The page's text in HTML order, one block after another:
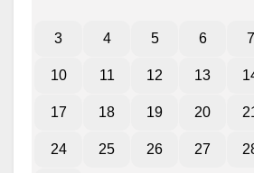
3 4 5 6 7
10 11 12 13
17 18 19 20
24 25 26 27